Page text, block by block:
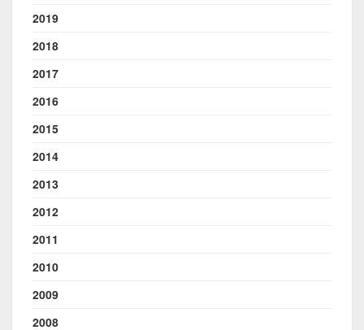
2019
2018
2017
2016
2015
2014
2013
2012
2011
2010
2009
2008